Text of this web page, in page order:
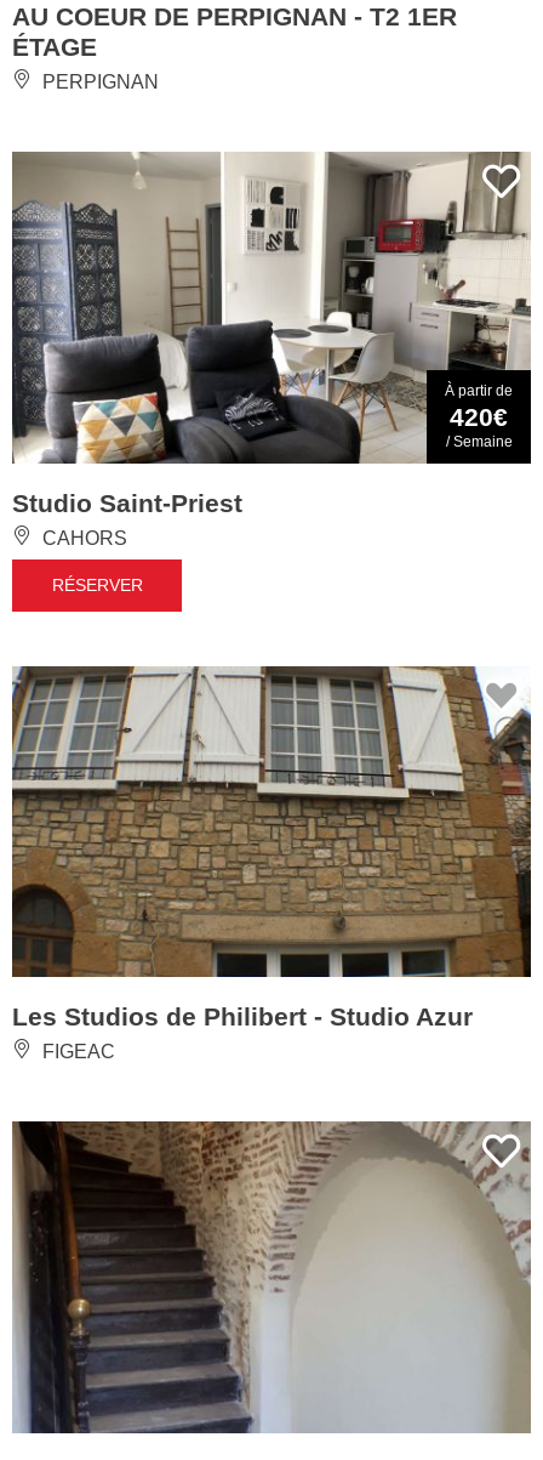
AU COEUR DE PERPIGNAN - T2 1ER
ÉTAGE
PERPIGNAN
À partir de
420€
/ Semaine
Studio Saint-Priest
CAHORS
RÉSERVER
Les Studios de Philibert - Studio Azur
FIGEAC